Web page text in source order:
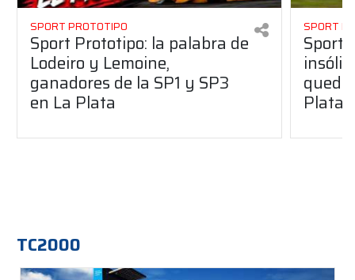
SPORT PROTOTIPO
Sport Prototipo: la palabra de
Lodeiro y Lemoine,
ganadores de la SP1 y SP3
en La Plata
SPORT
Sport
Plata
TC2000